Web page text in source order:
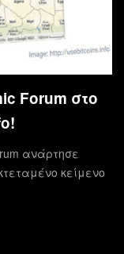
Forum στο
ανάρτησε
κείμενο